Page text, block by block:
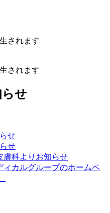
されます
されます
せ
せ
せ
膚科よりお知らせ
ィカルグループのホームペ